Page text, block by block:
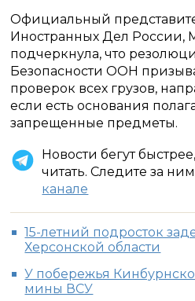
Официальный
Иностранных Дел России,
подчеркнула, что
Безопасности ООН
проверок всех грузов,
если есть основания
запрещенные предметы.
Новости бегут
читать. Следите за
канале
15-летний подросток
Херсонской области
У побережья
мины ВСУ